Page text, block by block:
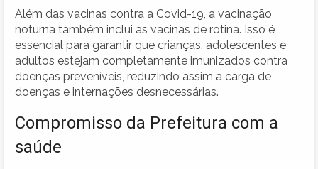
Além das vacinas contra a Covid-19, a vacinação
noturna também inclui as vacinas de rotina. Isso é
essencial para garantir que crianças, adolescentes e
adultos estejam completamente imunizados contra
doenças preveníveis, reduzindo assim a carga de
doenças e internações desnecessárias.
Compromisso da Prefeitura com a
saúde